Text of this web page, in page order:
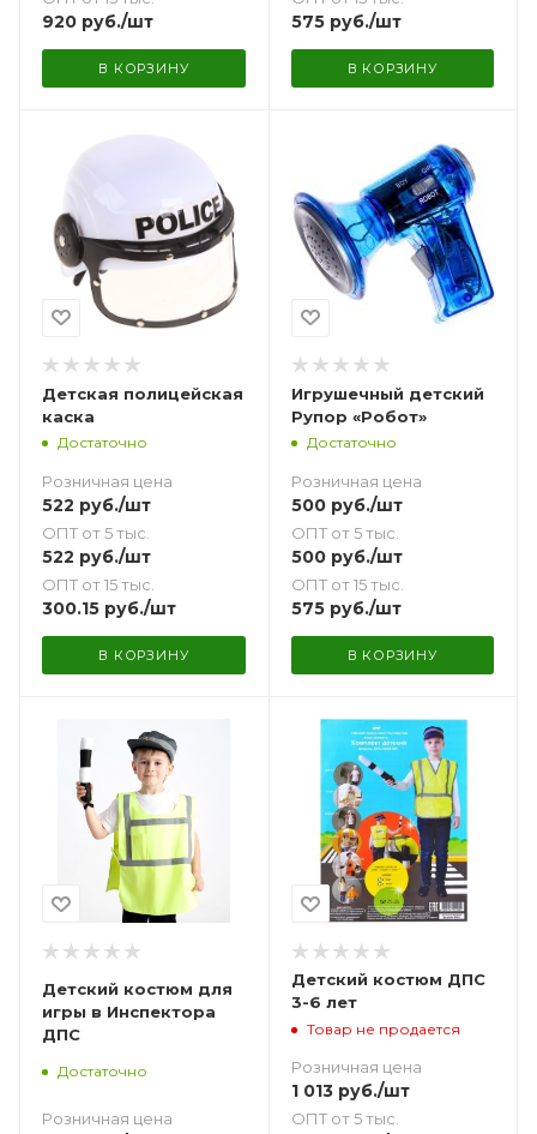
920 руб./шт
В КОРЗИНУ
575руб./шт
В КОРЗИНУ
Детская полицейская
каска
Достаточно
Розничная цена
522 руб./шт
ОПТ от 5 тыс.
522 руб./шт
ОПТ от 15 тыс.
300.15 руб./шт
В КОРЗИНУ
Игрушечный детский
Рупор «Робот»
Достаточно
Розничная цена
500руб./шт
ОПТ от 5 тыс.
500руб./шт
ОПТ от 15 тыс.
575руб./шт
В КОРЗИНУ
Детский костюм для
игры в Инспектора
ДПС
Достаточно
Розничная цена
Детский костюм ДПС
3-6 лет
Товар не продается
Розничная цена
1 013руб./шт
ОПТ от 5 тыс.